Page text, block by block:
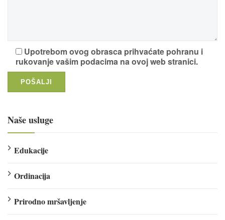
Upotrebom ovog obrasca prihvaćate pohranu i
rukovanje vašim podacima na ovoj web stranici.
Naše usluge
Edukacije
Ordinacija
Prirodno mršavljenje